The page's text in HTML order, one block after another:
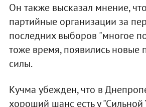
Он также высказал мнение,
партийные организации за
последних выборов "многое
тоже время, появились новые
силы.
Кучма убежден, что в
хороший шанс есть у